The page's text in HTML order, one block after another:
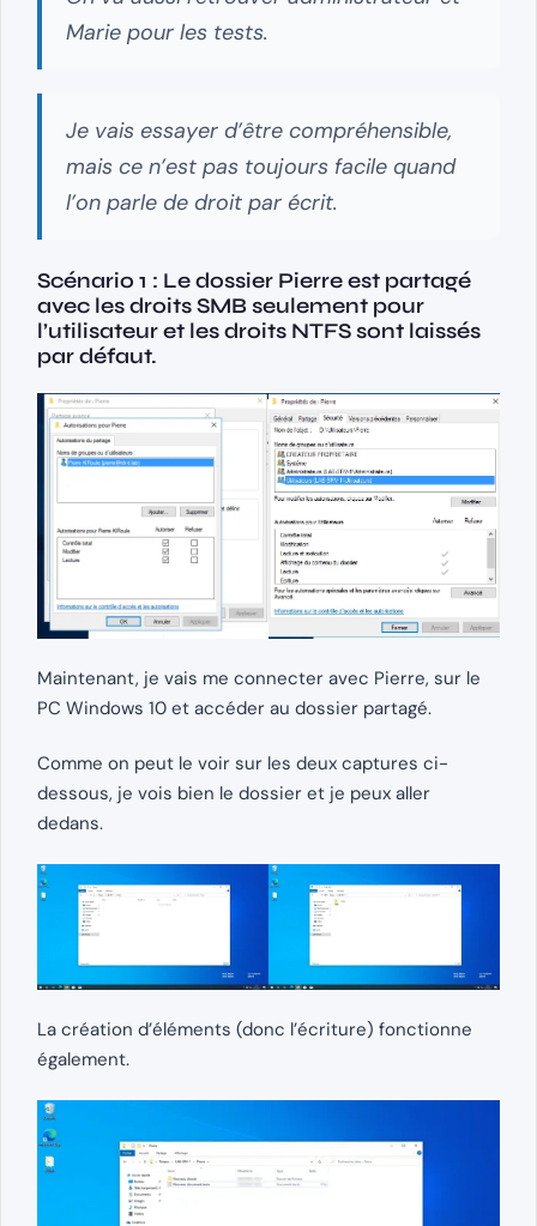
Marie pour les tests.
Je vais essayer d’être compréhensible,
mais ce n’est pas toujours facile quand
l’on parle de droit par écrit.
Scénario 1 : Le dossier Pierre est partagé
avec les droits SMB seulement pour
l’utilisateur et les droits NTFS sont laissés
par défaut.
Maintenant, je vais me connecter avec Pierre, sur le
PC Windows 10 et accéder au dossier partagé.
Comme on peut le voir sur les deux captures ci-
dessous, je vois bien le dossier et je peux aller
dedans.
La création d’éléments (donc l’écriture) fonctionne
également.